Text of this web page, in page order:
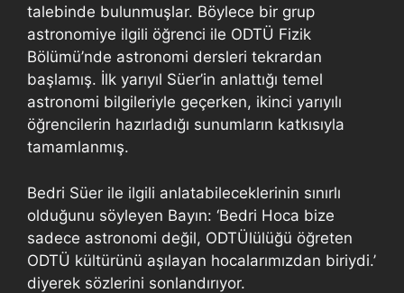
talebinde bulunmuşlar. Böylece bir grup
astronomiye ilgili öğrenci ile ODTÜ Fizik
Bölümü’nde astronomi dersleri tekrardan
başlamış. İlk yarıyıl Süer’in anlattığı temel
astronomi bilgileriyle geçerken, ikinci yarıyılı
öğrencilerin hazırladığı sunumların katkısıyla
tamamlanmış.
Bedri Süer ile ilgili anlatabileceklerinin sınırlı
olduğunu söyleyen Bayın: ‘Bedri Hoca bize
sadece astronomi değil, ODTÜlülüğü öğreten
ODTÜ kültürünü aşılayan hocalarımızdan biriydi.’
diyerek sözlerini sonlandırıyor.